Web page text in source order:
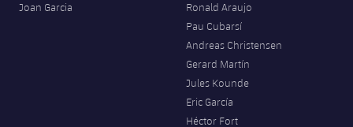
Joan Garcia
Ronald Araujo
Pau Cubarsí
Andreas Christensen
Gerard Martín
Jules Kounde
Eric García
Héctor Fort